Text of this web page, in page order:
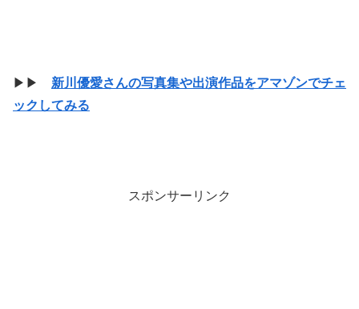
▶▶ 新川優愛さんの写真集や出演作品をアマゾンでチェ
ックしてみる
スポンサーリンク